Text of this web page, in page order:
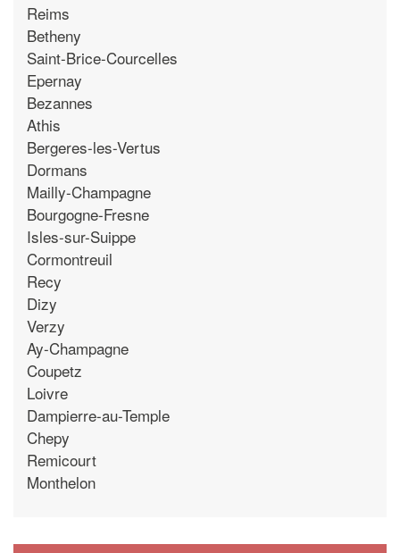
Reims
Betheny
Saint-Brice-Courcelles
Epernay
Bezannes
Athis
Bergeres-les-Vertus
Dormans
Mailly-Champagne
Bourgogne-Fresne
Isles-sur-Suippe
Cormontreuil
Recy
Dizy
Verzy
Ay-Champagne
Coupetz
Loivre
Dampierre-au-Temple
Chepy
Remicourt
Monthelon